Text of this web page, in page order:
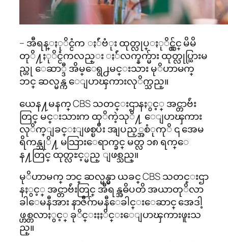
– အီရန္ႏုိင္ငံက ႏ်ဴဗံုး ထုတ္လုပ္ႏုိင္လွ်င္ မိမိ
တုိ႔ႏုိင္ငံကလည္း ႏ်ဴလက္နက္မ်ား ထုတ္လုပ္သြားမ
ည္ဟု ေဆာ္ဒီ အိမ္ေရွ႕မင္းသား မုိဟာမက္
ဘင္ ဆလ္မန္က ေျပာၾကားလုိက္သည္။
ယေန႔မနက္ CBS သတင္းဌာနႏွင့္ အင္တာဗ်ဴး
တြင္ မင္းသားက ထုိကဲ့သုိ႔ ေျပာၾကား
လုိက္ျခင္းျဖစ္ၿပီး အျပည့္အစံုကုိ ၎ အေမ
ရိကန္သုိ႔ မသြားေရာက္ခင္ မတ္လ ၁၈ ရက္ေ
န႔တြင္ ထုတ္လႊင့္မည္ ျဖစ္သည္။
မုိဟာမက္ ဘင္ ဆလ္မန္မွာ ယခင္ CBS သတင္းဌာ
နႏွင့္ အင္တာဗ်ဴးတြင္ အီရန္အဓိပတိ အယာတုိလာ
ခါေမနီအား နာဇီဂ်ာမနီေခါင္းေဆာင္ အေဒါ့
ဖ္ဟစ္တလာႏွင့္ ခုိင္းႏႈိင္းေျပာၾကားဖူးသ
ည္။